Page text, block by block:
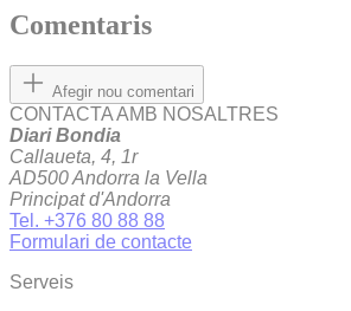
Comentaris
Afegir nou comentari
CONTACTA AMB NOSALTRES
Diari Bondia
Callaueta, 4, 1r
AD500 Andorra la Vella
Principat d'Andorra
Tel. +376 80 88 88
Formulari de contacte
Serveis